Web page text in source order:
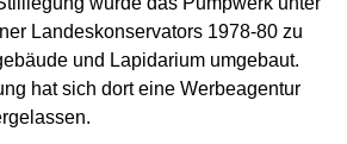
Landeskonservators 1978-80 zu
und Lapidarium umgebaut.
hat sich dort eine Werbeagentur